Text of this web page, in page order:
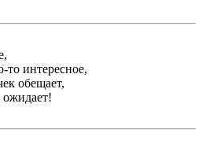
то интересное,
обещает,
ожидает!